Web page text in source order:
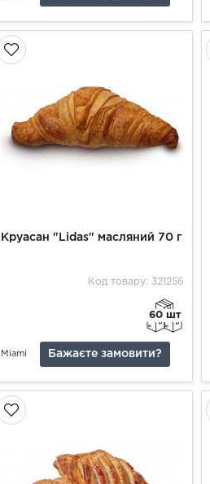
Круасан "Lidas" масляний 70 г
Код товару: 321256
60 шт
Miami Бажаєте замовити?